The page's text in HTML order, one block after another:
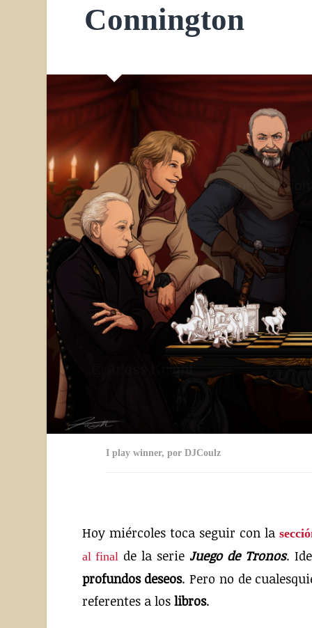
Connington
I play winner, por DJCoulz
Hoy miércoles toca seguir con la
al final de la serie Juego de Tronos.
profundos deseos. Pero no de
referentes a los libros.